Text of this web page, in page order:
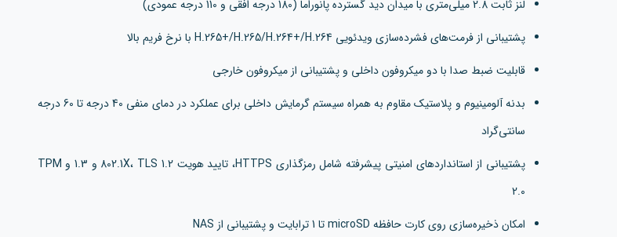
لنز ثابت 2.8 میلی‌متری با میدان دید گسترده پانوراما (180 درجه افقی و 110 درجه عمودی)
پشتیبانی از فرمت‌های فشرده‌سازی ویدئویی H.265+/H.265/H.264+/H.264 با نرخ فریم بالا
قابلیت ضبط صدا با دو میکروفون داخلی و پشتیبانی از میکروفون خارجی
بدنه آلومینیوم و پلاستیک مقاوم به همراه سیستم گرمایش داخلی برای عملکرد در دمای منفی 40 درجه تا 60 درجه
سانتی‌گراد
پشتیبانی از استانداردهای امنیتی پیشرفته شامل رمزگذاری HTTPS، تایید هویت 802.1X، TLS 1.2 و 1.3 و TPM
2.0
امکان ذخیره‌سازی روی کارت حافظه microSD تا 1 ترابایت و پشتیبانی از NAS